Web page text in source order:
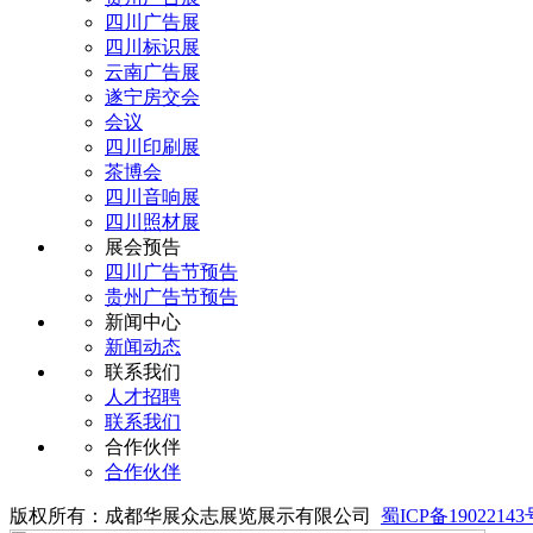
四川广告展
四川标识展
云南广告展
遂宁房交会
会议
四川印刷展
茶博会
四川音响展
四川照材展
展会预告
四川广告节预告
贵州广告节预告
新闻中心
新闻动态
联系我们
人才招聘
联系我们
合作伙伴
合作伙伴
版权所有：成都华展众志展览展示有限公司 蜀ICP备19022143